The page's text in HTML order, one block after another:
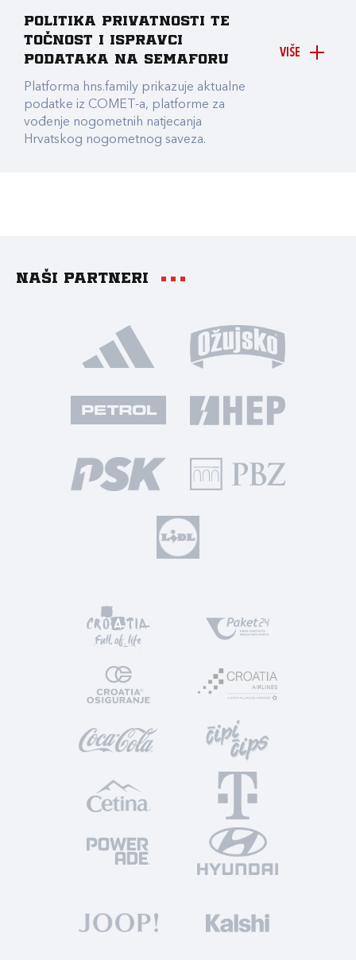
VIŠE
Politika privatnosti te
točnost i ispravci
podataka na Semaforu
Platforma hns.family prikazuje aktualne
podatke iz COMET-a, platforme za
vođenje nogometnih natjecanja
Hrvatskog nogometnog saveza.
Naši partneri